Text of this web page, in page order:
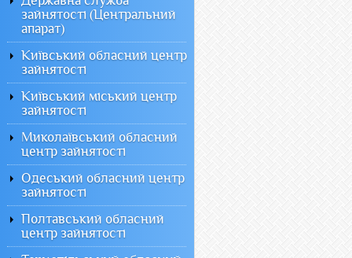
зайнятості (Центральний
апарат)
Київський обласний центр
зайнятості
Київський міський центр
зайнятості
Миколаївський обласний
центр зайнятості
Одеський обласний центр
зайнятості
Полтавський обласний
центр зайнятості